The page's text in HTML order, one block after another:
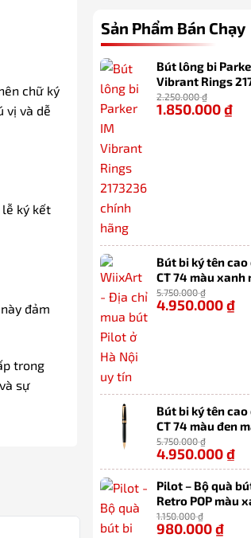
chữ ký
vị và dễ
lễ ký kết
đảm
trong
sự
Sản Phẩm Bán Chạy
Bút lông bi
Vibrant Rings
chính hãng
2.250.000₫
1.850.000₫
Bút bi ký tên
CT 74 màu xanh
vàng 14k (sản
tại Nhật Bản)
5.750.000₫
4.950.000₫
Bút bi ký tên
CT 74 màu đen
(sản xuất 100%
Bản)
5.750.000₫
4.950.000₫
Pilot – Bộ quà
Retro POP màu
cấp kèm hộp và
1.150.000₫
980.000₫